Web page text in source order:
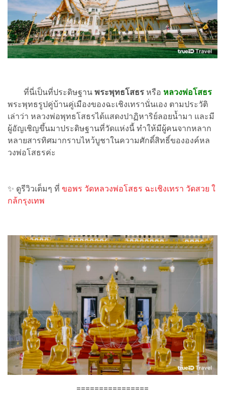
ที่นี่เป็นที่ประดิษฐาน พระพุทธโสธร หรือ หลวงพ่อโสธร
พระพุทธรูปคู่บ้านคู่เมืองของฉะเชิงเทรานั่นเอง ตามประวัติ
เล่าว่า หลวงพ่อพุทธโสธรได้แสดงปาฏิหาริย์ลอยน้ำมา และมี
ผู้อัญเชิญขึ้นมาประดิษฐานที่วัดแห่งนี้ ทำให้มีผู้คนจากหลาก
หลายสารทิศมากราบไหว้บูชาในความศักดิ์สิทธิ์ขององค์หล
วงพ่อโสธรค่ะ
✨ ดูรีวิวเต็มๆ ที่ ขอพร วัดหลวงพ่อโสธร ฉะเชิงเทรา วัดสวย ใ
กล้กรุงเทพ
================